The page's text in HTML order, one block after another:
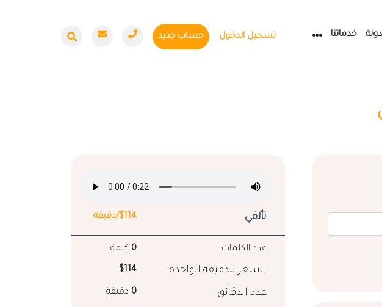
خدماتنا تسجيل الدخول حساب جديد
تألقي $114/دقيقة
عدد الكلمات 0 كلمة
السعر للدقيقة الواحدة $114
عدد الدقائق 0 دقيقة